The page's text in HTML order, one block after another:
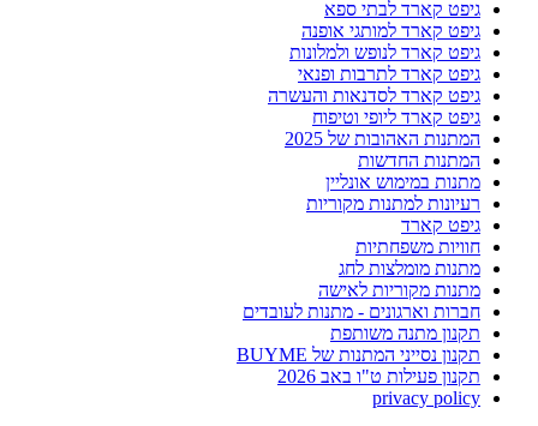
גיפט קארד לבתי ספא
גיפט קארד למותגי אופנה
גיפט קארד לנופש ולמלונות
גיפט קארד לתרבות ופנאי
גיפט קארד לסדנאות והעשרה
גיפט קארד ליופי וטיפוח
המתנות האהובות של 2025
המתנות החדשות
מתנות במימוש אונליין
רעיונות למתנות מקוריות
גיפט קארד
חוויות משפחתיות
מתנות מומלצות לחג
מתנות מקוריות לאישה
חברות וארגונים - מתנות לעובדים
תקנון מתנה משותפת
תקנון נסייני המתנות של BUYME
תקנון פעילות ט"ו באב 2026
privacy policy